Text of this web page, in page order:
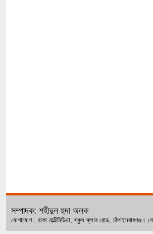
সম্পাদক: শহীদুল হুদা অলক
যোগাযোগ : রাকা মাল্টিমিডিয়া, স্কুল ক্লাব রোড,